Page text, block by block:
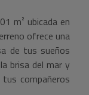
m² ubicada en
ofrece una
de tus sueños
brisa del mar y
compañeros